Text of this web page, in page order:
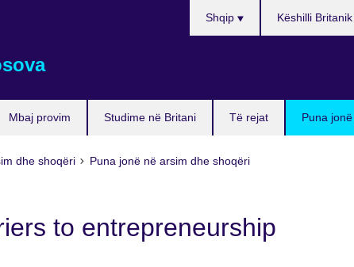
Mbaj provim Studime në Britani Të rejat Puna
Shqip Këshilli
dhe shoqëri Puna jonë në arsim dhe shoqëri
to entrepreneurship